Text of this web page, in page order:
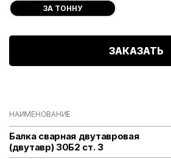
ЗА ТОННУ
ЗАКАЗАТЬ
НАИМЕНОВАНИЕ
Балка сварная двутавровая
(двутавр) 30Б2 ст. 3